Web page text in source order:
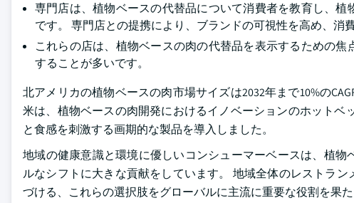
専門店は、植物ベースの代替品について消費者を教育し、
です。 専門店との提携により、ブランドの可視性を高め、消
これらの店は、植物ベースの肉の代替品を表示するための
することが多いです。
北アメリカの植物ベースの肉市場サイズは2032年まで10%の
米は、植物ベースの肉開発におけるイノベーションのホット
と食感を刺激する画期的な製品を導入しました。
地域の健康意識と環境に優しいコンシューマーベースは、植
ルなシフトに大きな貢献をしています。 地域全体のレストラ
づける、これらの選択肢をグローバルに主流に重要な役割を果た